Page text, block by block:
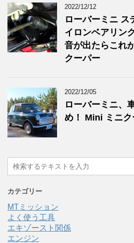
2022/12/12
ローバーミニ ス
イロンベアリン
音が出たらこれ
クーパー
2022/12/05
ローバーミニ、
め！ Mini ミニク
カテゴリー
MTミッション
よく使う工具
エキゾースト関係
エンジン